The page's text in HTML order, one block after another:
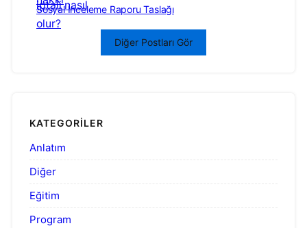
Sosyal İnceleme Raporu Taslağı
Diğer Postları Gör
KATEGORILER
Anlatım
Diğer
Eğitim
Program